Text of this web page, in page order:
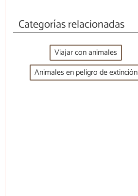
Categorías relacionadas
Viajar con animales
Animales en peligro de extinción